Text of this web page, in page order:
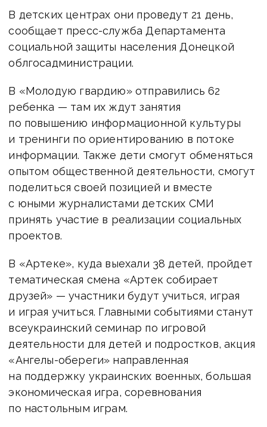
В детских центрах они проведут 21 день,
сообщает пресс-служба Департамента
социальной защиты населения Донецкой
облгосадминистрации.
В «Молодую гвардию» отправились 62
ребенка — там их ждут занятия
по повышению информационной культуры
и тренинги по ориентированию в потоке
информации. Также дети смогут обменяться
опытом общественной деятельности, смогут
поделиться своей позицией и вместе
с юными журналистами детских СМИ
принять участие в реализации социальных
проектов.
В «Артеке», куда выехали 38 детей, пройдет
тематическая смена «Артек собирает
друзей» — участники будут учиться, играя
и играя учиться. Главными событиями станут
всеукраинский семинар по игровой
деятельности для детей и подростков, акция
«Ангелы-обереги» направленная
на поддержку украинских военных, большая
экономическая игра, соревнования
по настольным играм.